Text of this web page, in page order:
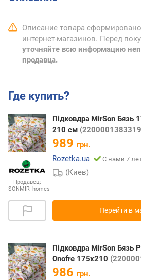
Описание товара
интернет-магазинов. Перед
уточняйте всю информацию
продавца.
Где купить?
Продавец:
SONMIR_homes
Підковдра MirSon Бязь
210 см
989 грн.
Rozetka.ua
С нами 7
(Киев)
Перейти в
Підковдра MirSon Бязь
Onofre 175х210
986 грн.